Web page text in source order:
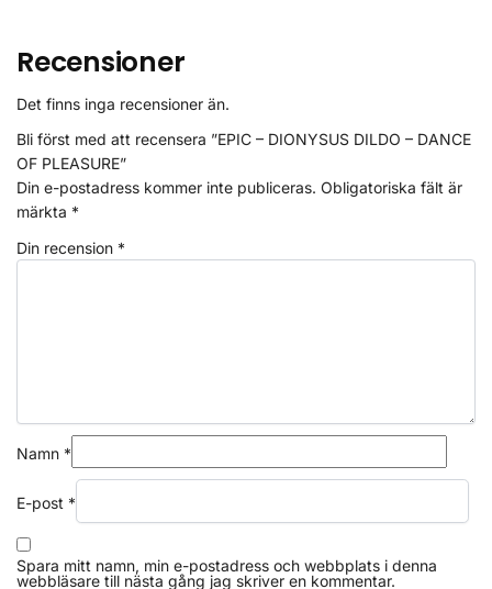
Recensioner
Det finns inga recensioner än.
Bli först med att recensera ”EPIC – DIONYSUS DILDO – DANCE
OF PLEASURE”
Din e-postadress kommer inte publiceras. Obligatoriska fält är
märkta *
Din recension *
Namn *
E-post *
Spara mitt namn, min e-postadress och webbplats i denna
webbläsare till nästa gång jag skriver en kommentar.